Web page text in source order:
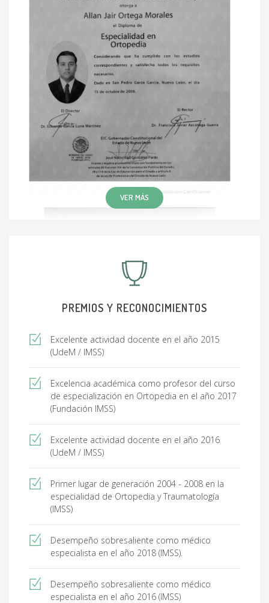
VER MÁS
PREMIOS Y RECONOCIMIENTOS
Excelente actividad docente en el año 2015
(UdeM / IMSS)
Excelencia académica como profesor del curso
de especialización en Ortopedia en el año 2017
(Fundación IMSS)
Excelente actividad docente en el año 2016
(UdeM / IMSS)
Primer lugar de generación 2004 - 2008 en la
especialidad de Ortopedia y Traumatología
(IMSS)
Desempeño sobresaliente como médico
especialista en el año 2018 (IMSS).
Desempeño sobresaliente como médico
especialista en el año 2016 (IMSS)